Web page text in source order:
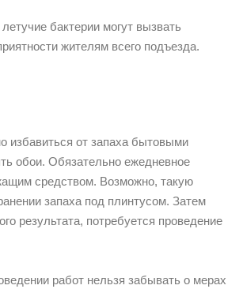
бактерии могут вызвать
жителям всего подъезда.
избавиться от запаха бытовыми
обои. Обязательно ежедневное
средством. Возможно, такую
запаха под плинтусом. Затем
результата, потребуется проведение
работ нельзя забывать о мерах